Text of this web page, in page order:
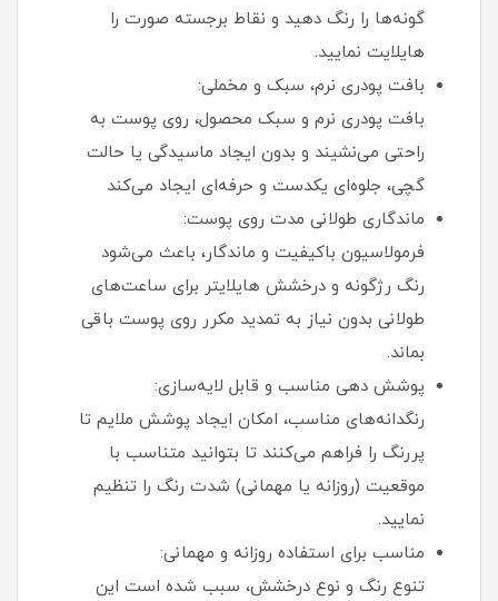
گونه‌ها را رنگ دهید و نقاط برجسته صورت را
هایلایت نمایید.
بافت پودری نرم، سبک و مخملی:
بافت پودری نرم و سبک محصول، روی پوست به‌
راحتی می‌نشیند و بدون ایجاد ماسیدگی یا حالت
گچی، جلوه‌ای یکدست و حرفه‌ای ایجاد می‌کند
ماندگاری طولانی‌ مدت روی پوست:
فرمولاسیون باکیفیت و ماندگار، باعث می‌شود
رنگ رژگونه و درخشش هایلایتر برای ساعت‌های
طولانی بدون نیاز به تمدید مکرر روی پوست باقی
بماند.
پوشش‌ دهی مناسب و قابل‌ لایه‌سازی:
رنگدانه‌های مناسب، امکان ایجاد پوشش ملایم تا
پررنگ را فراهم می‌کنند تا بتوانید متناسب با
موقعیت (روزانه یا مهمانی) شدت رنگ را تنظیم
نمایید.
مناسب برای استفاده روزانه و مهمانی:
تنوع رنگ و نوع درخشش، سبب شده است این